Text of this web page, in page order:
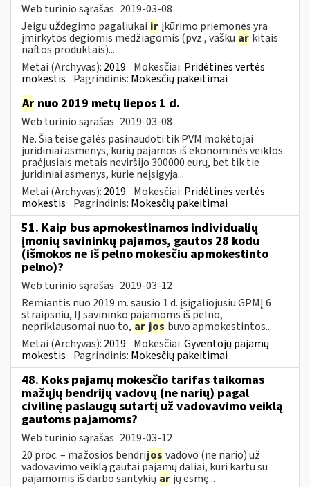
Web turinio sąrašas 2019-03-08
Jeigu uždegimo pagaliukai ir įkūrimo priemonės yra
įmirkytos degiomis medžiagomis (pvz., vašku ar kitais
naftos produktais)...
Metai (Archyvas): 2019 Mokesčiai: Pridėtinės vertės
mokestis Pagrindinis: Mokesčių pakeitimai
Ar nuo 2019 metų liepos 1 d.
Web turinio sąrašas 2019-03-08
Ne. Šia teise galės pasinaudoti tik PVM mokėtojai
juridiniai asmenys, kurių pajamos iš ekonominės veiklos
praėjusiais metais neviršijo 300000 eurų, bet tik tie
juridiniai asmenys, kurie neįsigyja...
Metai (Archyvas): 2019 Mokesčiai: Pridėtinės vertės
mokestis Pagrindinis: Mokesčių pakeitimai
51. Kaip bus apmokestinamos individualių
įmonių savininkų pajamos, gautos 28 kodu
(išmokos ne iš pelno mokesčiu apmokestinto
pelno)?
Web turinio sąrašas 2019-03-12
Remiantis nuo 2019 m. sausio 1 d. įsigaliojusiu GPMĮ 6
straipsniu, IĮ savininko pajamoms iš pelno,
nepriklausomai nuo to, ar jos buvo apmokestintos...
Metai (Archyvas): 2019 Mokesčiai:Gyventojų pajamų
mokestis Pagrindinis: Mokesčių pakeitimai
48. Koks pajamų mokesčio tarifas taikomas
mažųjų bendrijų vadovų (ne narių) pagal
civilinę paslaugų sutartį už vadovavimo veiklą
gautoms pajamoms?
Web turinio sąrašas 2019-03-12
20 proc. – mažosios bendrijos vadovo (ne nario) už
vadovavimo veiklą gautai pajamų daliai, kuri kartu su
pajamomis iš darbo santykių ar jų esmę...